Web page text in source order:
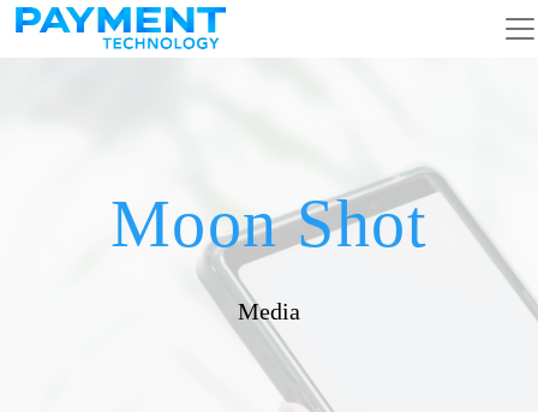
コンテンツへスキップ
メインナビゲーション
Moon Shot
Media